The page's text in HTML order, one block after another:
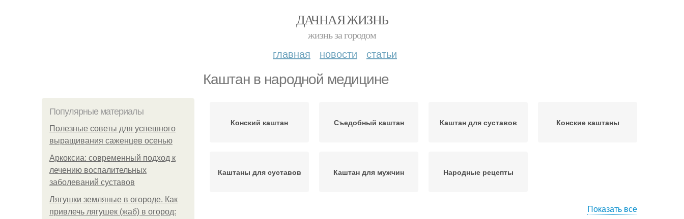
ДАЧНАЯ ЖИЗНЬ
жизнь за городом
главная новости статьи
Каштан в народной медицине
Популярные материалы
Полезные советы для успешного
выращивания саженцев осенью
Аркоксиа: современный подход к
лечению воспалительных
заболеваний суставов
Лягушки земляные в огороде. Как
привлечь лягушек (жаб) в огород:
Конский каштан Съедобный каштан Каштан для суставов Конские каштаны
Каштаны для суставов Каштан для мужчин Народные рецепты
Показать все